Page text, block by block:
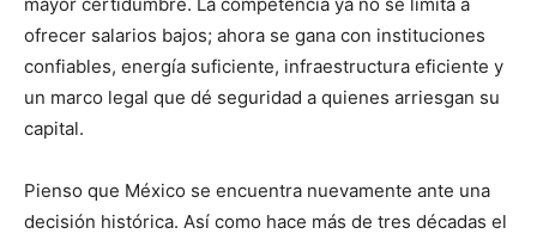
ofrecer salarios bajos; ahora se gana con instituciones
confiables, energía suficiente, infraestructura eficiente y
un marco legal que dé seguridad a quienes arriesgan su
capital.
Pienso que México se encuentra nuevamente ante una
decisión histórica. Así como hace más de tres décadas el